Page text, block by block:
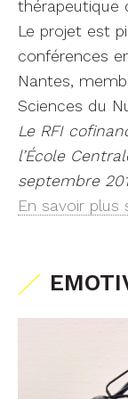
thérapeutique
Le projet est
conférences
Nantes,
Sciences du
Le RFI
l’École
septembre
En savoir plus